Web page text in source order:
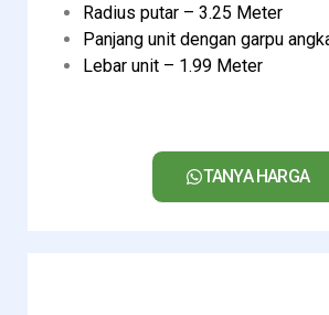
Radius putar – 3.25 Meter
Panjang unit dengan garpu
Lebar unit – 1.99 Meter
TANYA HARGA